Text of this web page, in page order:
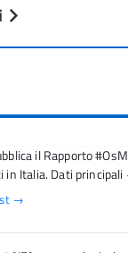
il Rapporto
in Italia. Dati principali
→